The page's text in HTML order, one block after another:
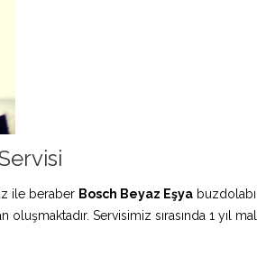
ile beraber Bosch Beyaz Eşya
oluşmaktadır. Servisimiz sırasında 1 yıl